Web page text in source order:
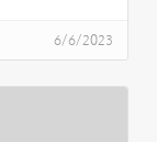
6/6/2023